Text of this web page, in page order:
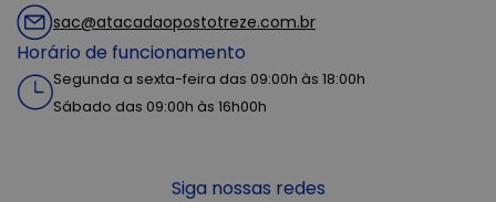
sac@atacadaopostotreze.com.br
Horário de funcionamento
Segunda a sexta-feira das 09:00h às 18:00h
Sábado das 09:00h às 16h00h
Siga nossas redes